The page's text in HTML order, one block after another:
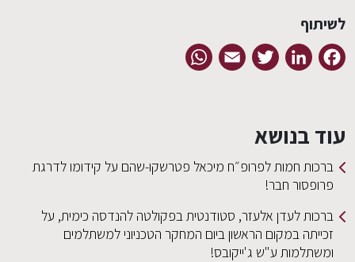
לשיתוף
Facebook
LinkedIn
Twitter
Email
עוד בנושא
ברכות חמות לפרופ״ח מיכאל פטרשקו-שהם על קידומו לדרגת
פרופסור חבר!
ברכות לעדן אלעזר, סטודנטית בפקולטה להנדסה כימית, על
זכייתה במקום הראשון ביום המחקר הטכניוני למשתלמים
ומשתלמות ע"ש ג'ייקובס!